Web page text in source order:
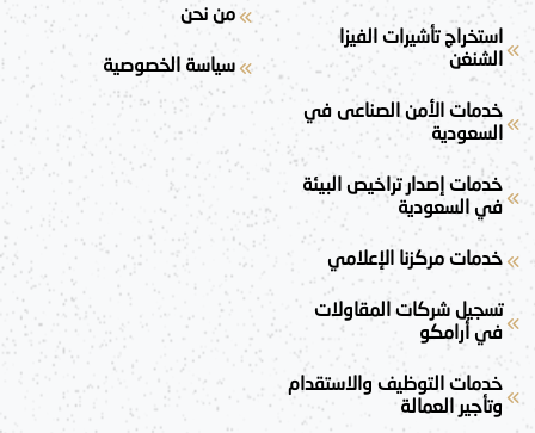
استخراج تأشيرات الفيزا
الشنغن
خدمات الأمن الصناعى في
السعودية
خدمات إصدار تراخيص البيئة
في السعودية
خدمات مركزنا الإعلامي
تسجيل شركات المقاولات
في أرامكو
خدمات التوظيف والاستقدام
وتأجير العمالة
من نحن
سياسة الخصوصية